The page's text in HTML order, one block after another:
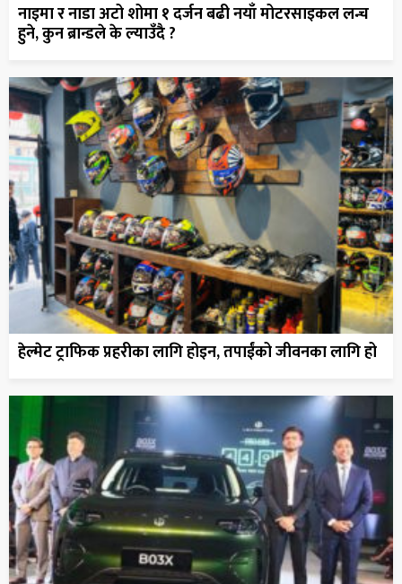
नाइमा र नाडा अटो शोमा १ दर्जन बढी नयाँ मोटरसाइकल लन्च
हुने, कुन ब्रान्डले के ल्याउँदै ?
हेल्मेट ट्राफिक प्रहरीका लागि होइन, तपाईंको जीवनका लागि हो